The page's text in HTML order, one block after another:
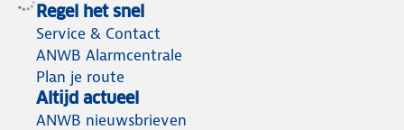
Regel het snel
Service & Contact
ANWB Alarmcentrale
Plan je route
Altijd actueel
ANWB nieuwsbrieven